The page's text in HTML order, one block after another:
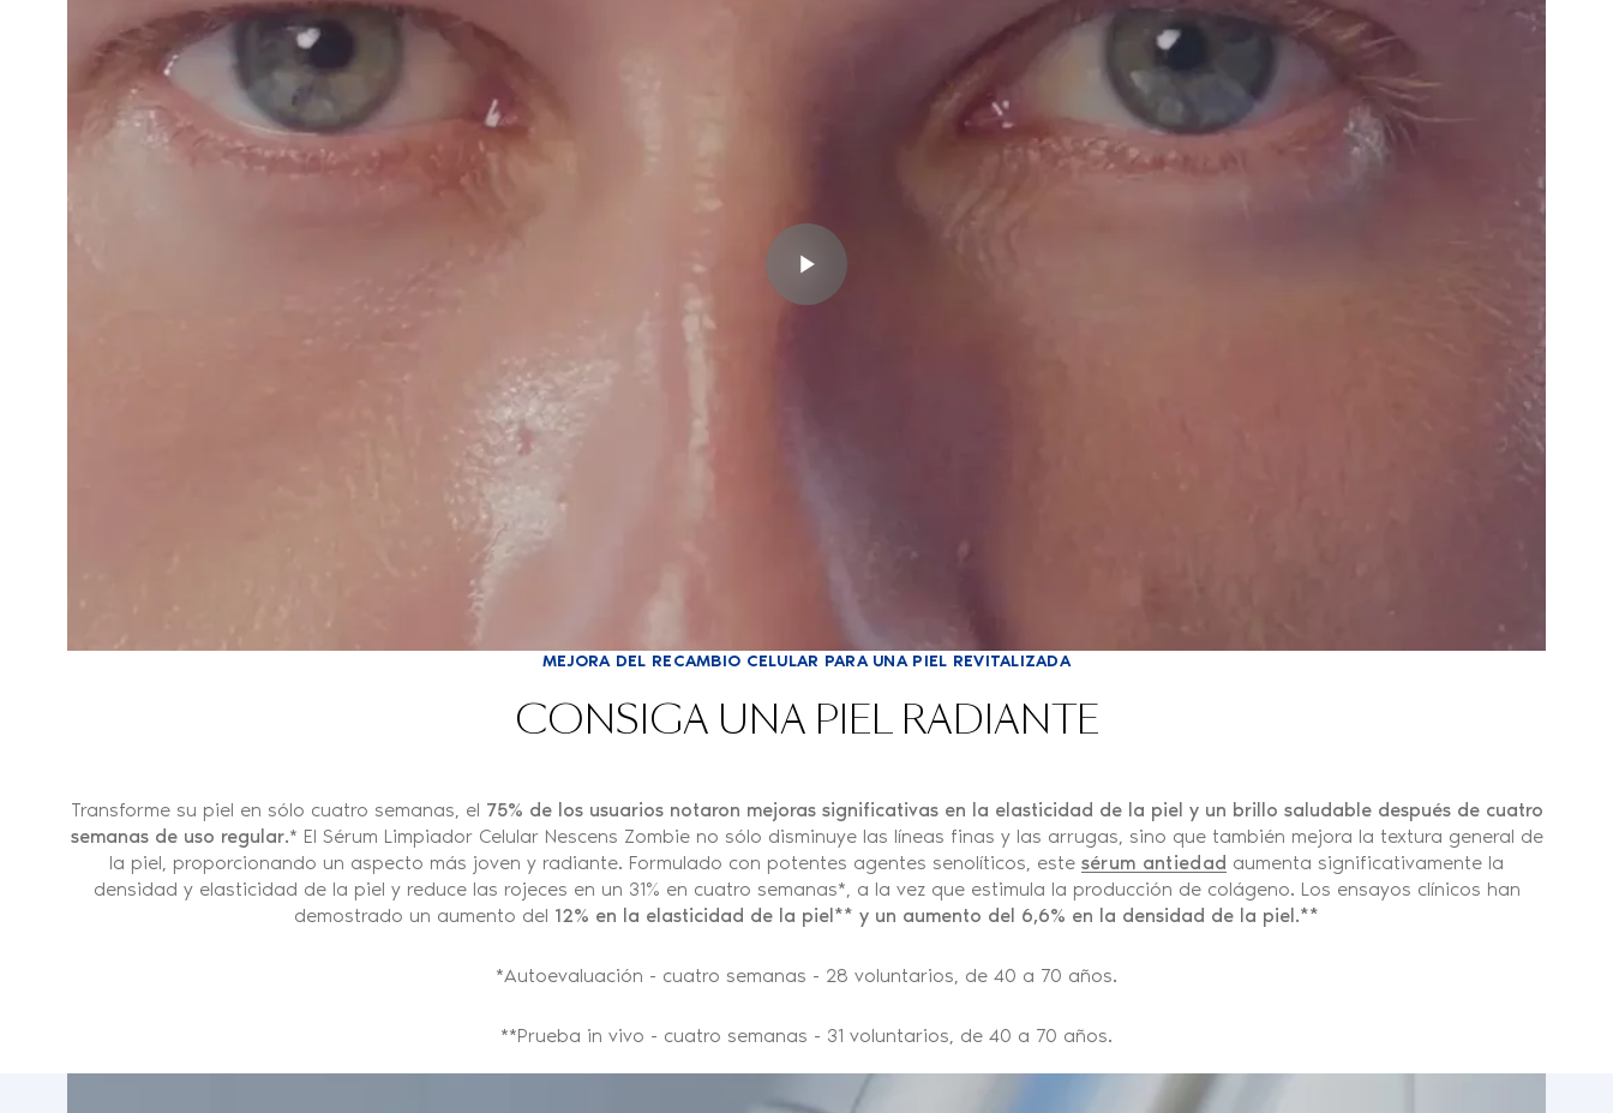
MEJORA DEL RECAMBIO CELULAR PARA UNA PIEL REVITALIZADA
CONSIGA UNA PIEL RADIANTE
Transforme su piel en sólo cuatro semanas, el 75% de los usuarios notaron mejoras significativas en la elasticidad de la piel y un brillo saludable después de cuatro
semanas de uso regular.* El Sérum Limpiador Celular Nescens Zombie no sólo disminuye las líneas finas y las arrugas, sino que también mejora la textura general de
la piel, proporcionando un aspecto más joven y radiante. Formulado con potentes agentes senolíticos, este sérum antiedad aumenta significativamente la
densidad y elasticidad de la piel y reduce las rojeces en un 31% en cuatro semanas*, a la vez que estimula la producción de colágeno. Los ensayos clínicos han
demostrado un aumento del 12% en la elasticidad de la piel** y un aumento del 6,6% en la densidad de la piel.**
*Autoevaluación - cuatro semanas - 28 voluntarios, de 40 a 70 años.
**Prueba in vivo - cuatro semanas - 31 voluntarios, de 40 a 70 años.